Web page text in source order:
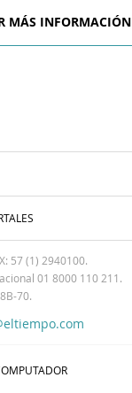
MÁS INFORMACIÓN
57 (1) 2940100.
01 8000 110 211.
70.